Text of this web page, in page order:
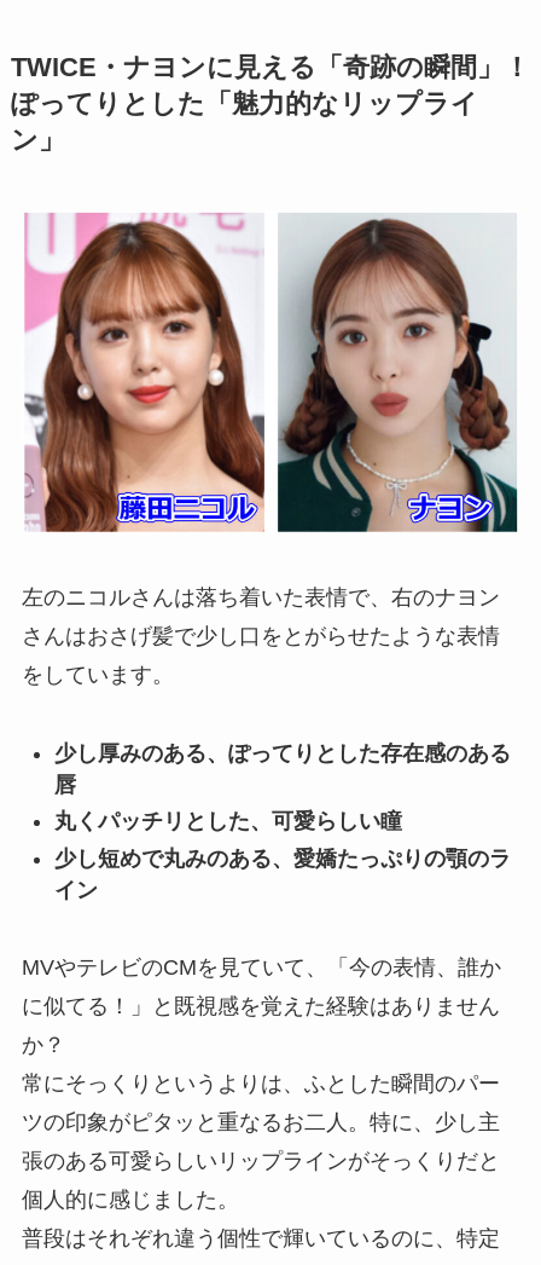
TWICE・ナヨンに見える「奇跡の瞬間」！
ぽってりとした「魅力的なリップライ
ン」
左のニコルさんは落ち着いた表情で、右のナヨン
さんはおさげ髪で少し口をとがらせたような表情
をしています。
少し厚みのある、ぽってりとした存在感のある
唇
丸くパッチリとした、可愛らしい瞳
少し短めで丸みのある、愛嬌たっぷりの顎のラ
イン
MVやテレビのCMを見ていて、「今の表情、誰か
に似てる！」と既視感を覚えた経験はありません
か？
常にそっくりというよりは、ふとした瞬間のパー
ツの印象がピタッと重なるお二人。特に、少し主
張のある可愛らしいリップラインがそっくりだと
個人的に感じました。
普段はそれぞれ違う個性で輝いているのに、特定